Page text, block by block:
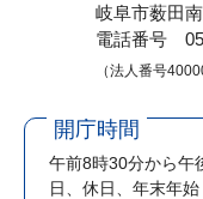
岐阜市薮田
電話番号
（法人番号
開庁時間
午前8時30分から午
日、休日、年末年